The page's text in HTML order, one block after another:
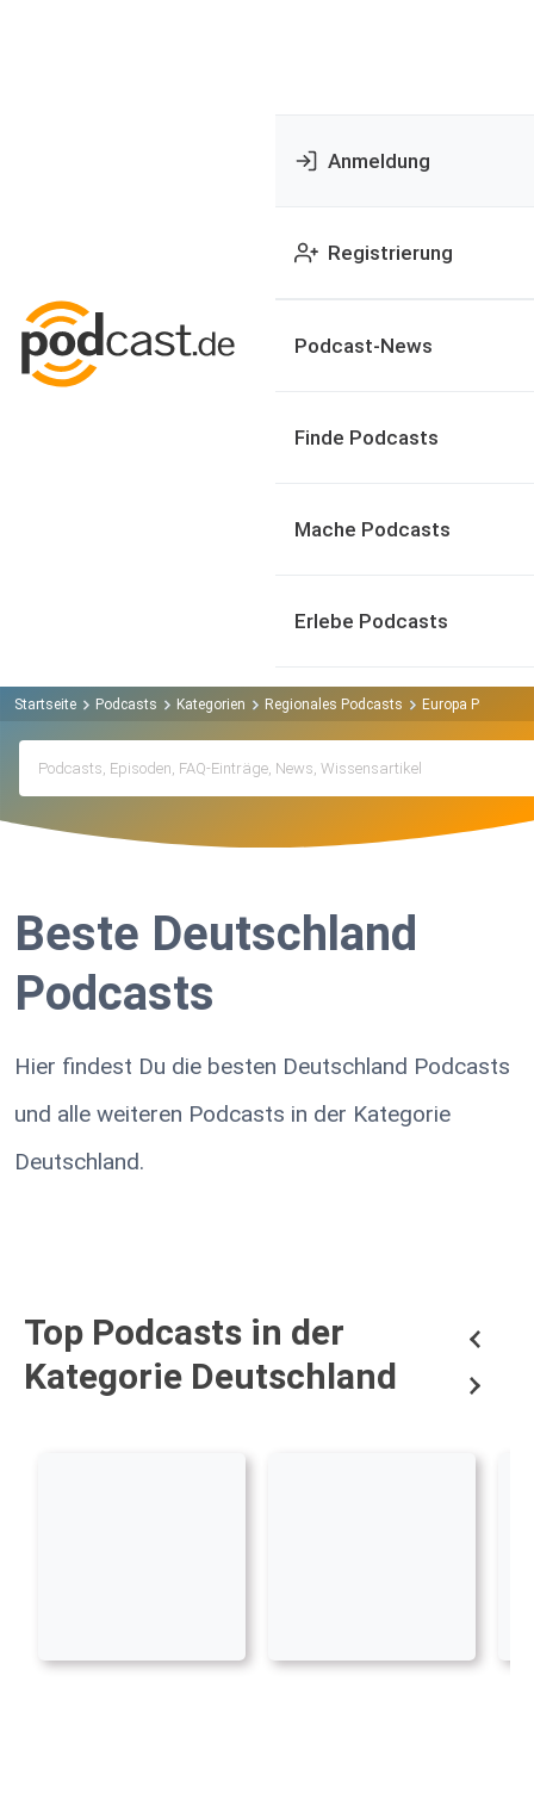
Anmeldung
Registrierung
Podcast-News
Finde Podcasts
Mache Podcasts
Erlebe Podcasts
Startseite Podcasts Kategorien Regionales Podcasts Europa Podcasts
Beste Deutschland
Podcasts
Hier findest Du die besten Deutschland Podcasts
und alle weiteren Podcasts in der Kategorie
Deutschland.
Top Podcasts in der
Kategorie Deutschland